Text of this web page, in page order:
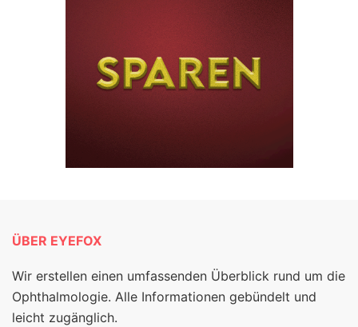
ÜBER EYEFOX
Wir erstellen einen umfassenden Überblick rund um die
Ophthalmologie. Alle Informationen gebündelt und
leicht zugänglich.